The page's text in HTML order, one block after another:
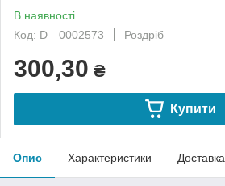
В наявності
Код: D—0002573
Роздріб
300,30 ₴
Купити
Опис Характеристики Доставка